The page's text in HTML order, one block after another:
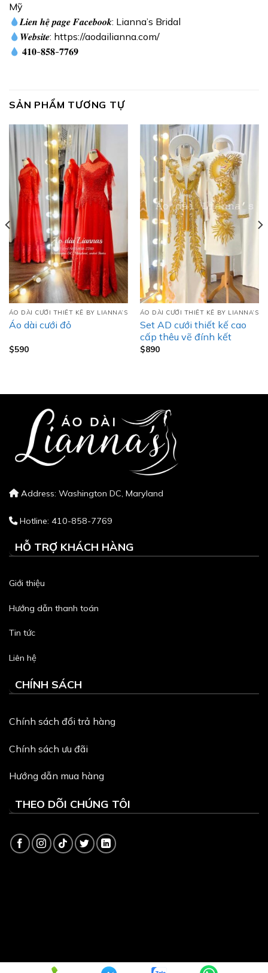
Mỹ
𝑳𝒊𝒆𝒏 𝒉𝒆̣̂ 𝒑𝒂𝒈𝒆 𝑭𝒂𝒄𝒆𝒃𝒐𝒐𝒌: Lianna’s Bridal
𝑾𝒆𝒃𝒔𝒊𝒕𝒆: https://aodailianna.com/
𝟒𝟏𝟎-𝟖𝟓𝟖-𝟕𝟕𝟔𝟗
SẢN PHẨM TƯƠNG TỰ
ÁO DÀI CƯỚI THIẾT KẾ BY LIANNA’S
Áo dài cưới đỏ
$590
ÁO DÀI CƯỚI THIẾT KẾ BY LIANNA’S
Set AD cưới thiết kế cao
cấp thêu vẽ đính kết
$890
Address: Washington DC, Maryland
Hotline: 410-858-7769
HỖ TRỢ KHÁCH HÀNG
Giới thiệu
Hướng dẫn thanh toán
Tin tức
Liên hệ
CHÍNH SÁCH
Chính sách đổi trả hàng
Chính sách ưu đãi
Hướng dẫn mua hàng
THEO DÕI CHÚNG TÔI
Copyright 2026 © Dịch vụ quản trị website vàThiết kế